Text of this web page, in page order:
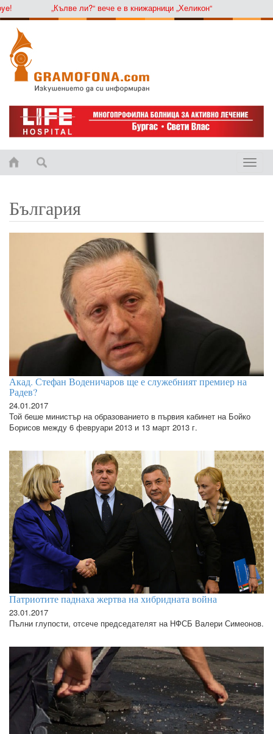
„Кълве ли?“ вече е в книжарници „Хеликон“
Toggle
България
Акад. Стефан Воденичаров ще е служебният премиер на
Радев?
24.01.2017
Той беше министър на образованието в първия кабинет на Бойко
Борисов между 6 февруари 2013 и 13 март 2013 г.
Патриотите паднаха жертва на хибридната война
23.01.2017
Пълни глупости, отсече председателят на НФСБ Валери Симеонов.